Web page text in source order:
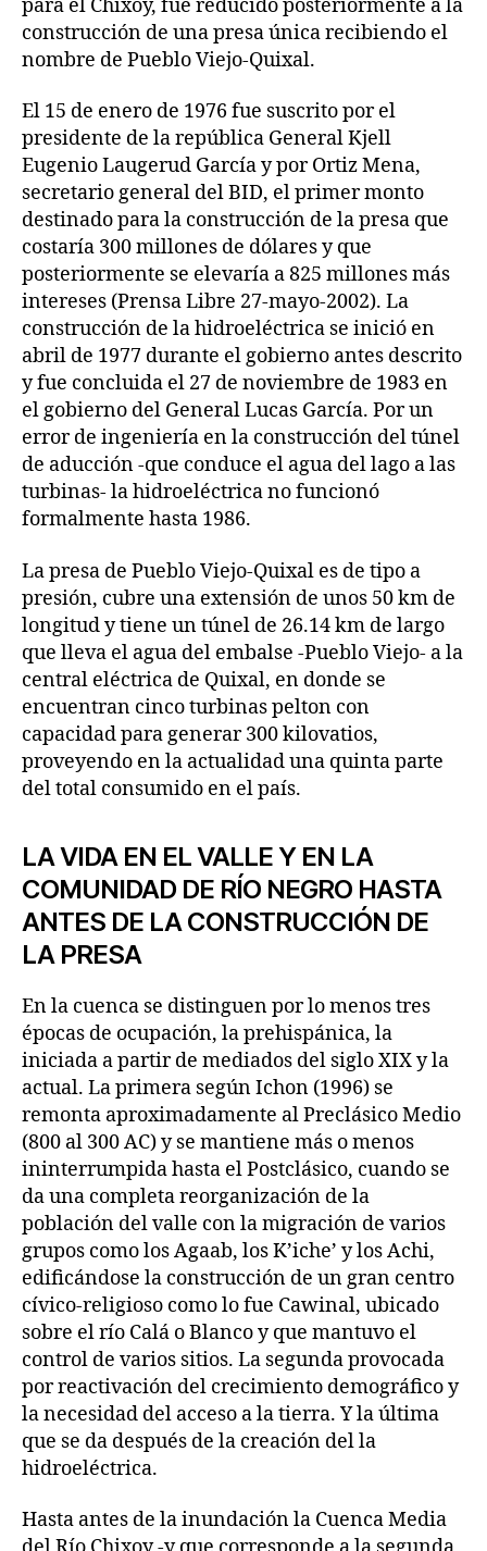
para el Chixoy, fue reducido posteriormente a la
construcción de una presa única recibiendo el
nombre de Pueblo Viejo-Quixal.
El 15 de enero de 1976 fue suscrito por el
presidente de la república General Kjell
Eugenio Laugerud García y por Ortiz Mena,
secretario general del BID, el primer monto
destinado para la construcción de la presa que
costaría 300 millones de dólares y que
posteriormente se elevaría a 825 millones más
intereses (Prensa Libre 27-mayo-2002). La
construcción de la hidroeléctrica se inició en
abril de 1977 durante el gobierno antes descrito
y fue concluida el 27 de noviembre de 1983 en
el gobierno del General Lucas García. Por un
error de ingeniería en la construcción del túnel
de aducción -que conduce el agua del lago a las
turbinas- la hidroeléctrica no funcionó
formalmente hasta 1986.
La presa de Pueblo Viejo-Quixal es de tipo a
presión, cubre una extensión de unos 50 km de
longitud y tiene un túnel de 26.14 km de largo
que lleva el agua del embalse -Pueblo Viejo- a la
central eléctrica de Quixal, en donde se
encuentran cinco turbinas pelton con
capacidad para generar 300 kilovatios,
proveyendo en la actualidad una quinta parte
del total consumido en el país.
LA VIDA EN EL VALLE Y EN LA
COMUNIDAD DE RÍO NEGRO HASTA
ANTES DE LA CONSTRUCCIÓN DE
LA PRESA
En la cuenca se distinguen por lo menos tres
épocas de ocupación, la prehispánica, la
iniciada a partir de mediados del siglo XIX y la
actual. La primera según Ichon (1996) se
remonta aproximadamente al Preclásico Medio
(800 al 300 AC) y se mantiene más o menos
ininterrumpida hasta el Postclásico, cuando se
da una completa reorganización de la
población del valle con la migración de varios
grupos como los Agaab, los K’iche’ y los Achi,
edificándose la construcción de un gran centro
cívico-religioso como lo fue Cawinal, ubicado
sobre el río Calá o Blanco y que mantuvo el
control de varios sitios. La segunda provocada
por reactivación del crecimiento demográfico y
la necesidad del acceso a la tierra. Y la última
que se da después de la creación del la
hidroeléctrica.
Hasta antes de la inundación la Cuenca Media